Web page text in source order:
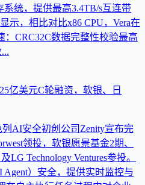
统，提供最高3.4TB/s互连带
示，相比对比x86 CPU，Vera在
CRC32C数据完整性校验最高
亿美元C轮融资，软银、日
列AI安全初创公司Zenity宣布完
领投，软银愿景基金2期、
LG Technology Ventures参投。
）安全，提供实时监控与